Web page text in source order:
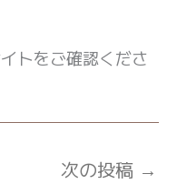
トをご確認くださ
次の投稿 →